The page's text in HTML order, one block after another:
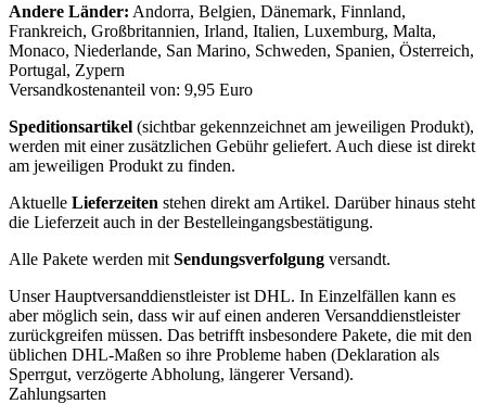
Andere Länder: Andorra, Belgien, Dänemark, Finnland,
Frankreich, Großbritannien, Irland, Italien, Luxemburg, Malta,
Monaco, Niederlande, San Marino, Schweden, Spanien, Österreich,
Portugal, Zypern
Versandkostenanteil von: 9,95 Euro
Speditionsartikel (sichtbar gekennzeichnet am jeweiligen Produkt),
werden mit einer zusätzlichen Gebühr geliefert. Auch diese ist direkt
am jeweiligen Produkt zu finden.
Aktuelle Lieferzeiten stehen direkt am Artikel. Darüber hinaus steht
die Lieferzeit auch in der Bestelleingangsbestätigung.
Alle Pakete werden mit Sendungsverfolgung versandt.
Unser Hauptversanddienstleister ist DHL. In Einzelfällen kann es
aber möglich sein, dass wir auf einen anderen Versanddienstleister
zurückgreifen müssen. Das betrifft insbesondere Pakete, die mit den
üblichen DHL-Maßen so ihre Probleme haben (Deklaration als
Sperrgut, verzögerte Abholung, längerer Versand).
Zahlungsarten